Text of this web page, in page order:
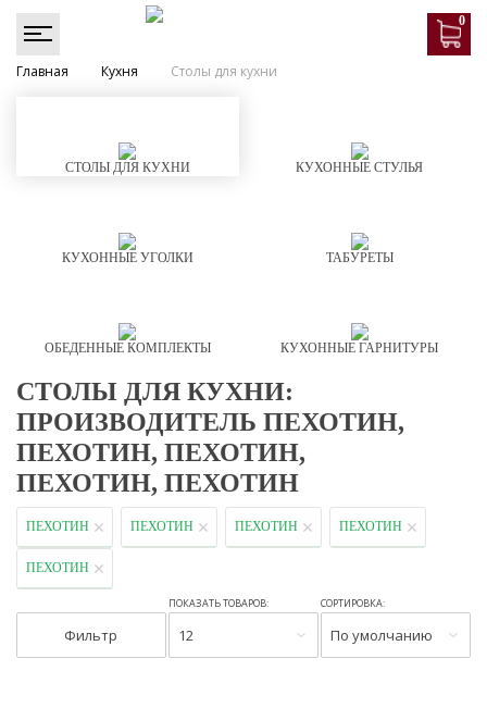
0
Главная Кухня Столы для кухни
СТОЛЫ ДЛЯ КУХНИ КУХОННЫЕ СТУЛЬЯ
КУХОННЫЕ УГОЛКИ ТАБУРЕТЫ
ОБЕДЕННЫЕ КОМПЛЕКТЫ КУХОННЫЕ ГАРНИТУРЫ
СТОЛЫ ДЛЯ КУХНИ:
ПРОИЗВОДИТЕЛЬ ПЕХОТИН,
ПЕХОТИН, ПЕХОТИН,
ПЕХОТИН, ПЕХОТИН
ПЕХОТИН ПЕХОТИН ПЕХОТИН ПЕХОТИН
ПЕХОТИН
Фильтр
ПОКАЗАТЬ ТОВАРОВ:
12
СОРТИРОВКА:
По умолчанию